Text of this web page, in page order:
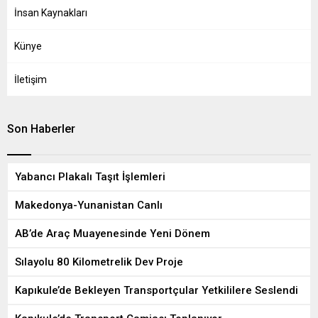
İnsan Kaynakları
Künye
İletişim
Son Haberler
Yabancı Plakalı Taşıt İşlemleri
Makedonya-Yunanistan Canlı
AB’de Araç Muayenesinde Yeni Dönem
Sılayolu 80 Kilometrelik Dev Proje
Kapıkule’de Bekleyen Transportçular Yetkililere Seslendi